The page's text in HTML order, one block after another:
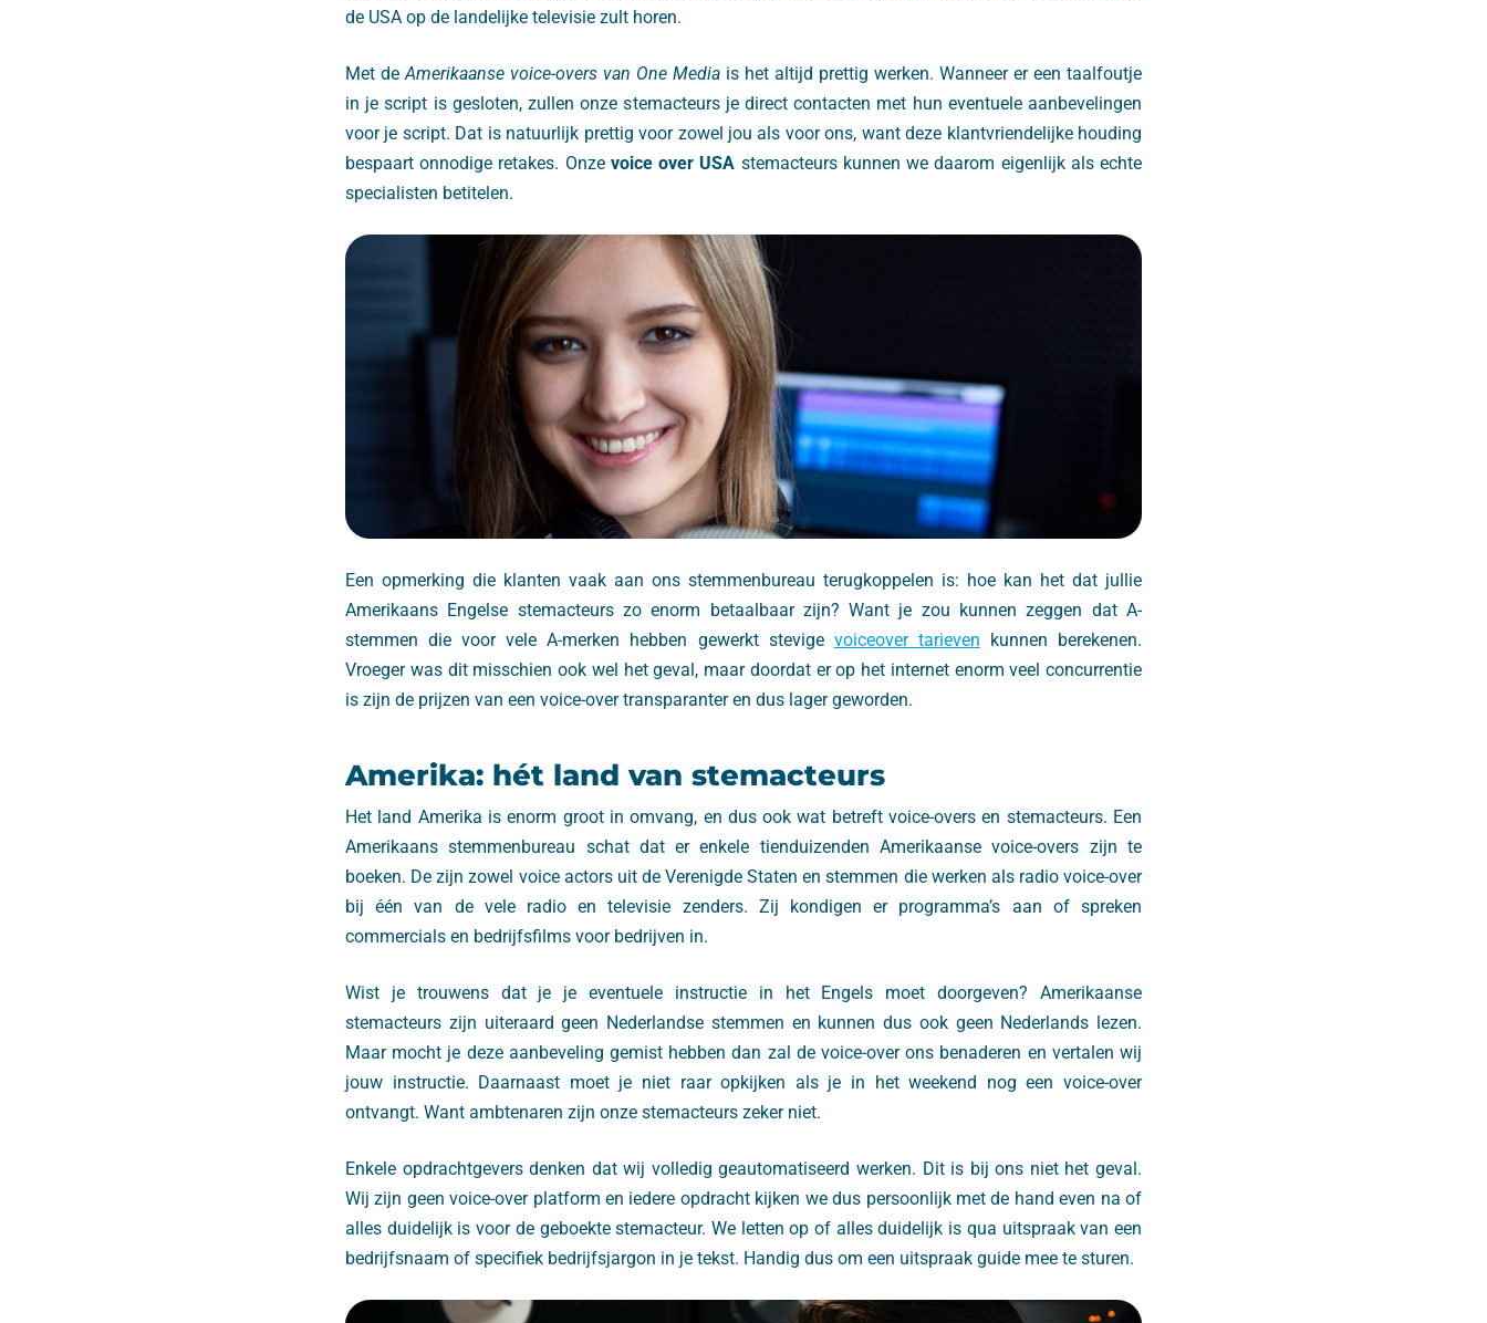
de USA op de landelijke televisie zult horen.
Met deAmerikaanse voice-overs van One Media is het altijd prettig werken. Wanneer er een taalfoutje
in je script is gesloten, zullen onze stemacteurs je direct contacten met hun eventuele aanbevelingen
voor je script. Dat is natuurlijk prettig voor zowel jou als voor ons, want deze klantvriendelijke houding
bespaart onnodige retakes. Onze voice over USA stemacteurs kunnen we daarom eigenlijk als echte
specialisten betitelen.
Een opmerking die klanten vaak aan ons stemmenbureau terugkoppelen is: hoe kan het dat jullie
Amerikaans Engelse stemacteurs zo enorm betaalbaar zijn? Want je zou kunnen zeggen dat A-
stemmen die voor vele A-merken hebben gewerkt stevige voiceover tarieven kunnen berekenen.
Vroeger was dit misschien ook wel het geval, maar doordat er op het internet enorm veel concurrentie
is zijn de prijzen van een voice-over transparanter en dus lager geworden.
Amerika: hét land van stemacteurs
Het land Amerika is enorm groot in omvang, en dus ook wat betreft voice-overs en stemacteurs. Een
Amerikaans stemmenbureau schat dat er enkele tienduizenden Amerikaanse voice-overs zijn te
boeken. De zijn zowel voice actors uit de Verenigde Staten en stemmen die werken als radio voice-over
bij één van de vele radio en televisie zenders. Zij kondigen er programma’s aan of spreken
commercials en bedrijfsfilms voor bedrijven in.
Wist je trouwens dat je je eventuele instructie in het Engels moet doorgeven? Amerikaanse
stemacteurs zijn uiteraard geen Nederlandse stemmen en kunnen dus ook geen Nederlands lezen.
Maar mocht je deze aanbeveling gemist hebben dan zal de voice-over ons benaderen en vertalen wij
jouw instructie. Daarnaast moet je niet raar opkijken als je in het weekend nog een voice-over
ontvangt. Want ambtenaren zijn onze stemacteurs zeker niet.
Enkele opdrachtgevers denken dat wij volledig geautomatiseerd werken. Dit is bij ons niet het geval.
Wij zijn geen voice-over platform en iedere opdracht kijken we dus persoonlijk met de hand even na of
alles duidelijk is voor de geboekte stemacteur. We letten op of alles duidelijk is qua uitspraak van een
bedrijfsnaam of specifiek bedrijfsjargon in je tekst. Handig dus om een uitspraak guide mee te sturen.